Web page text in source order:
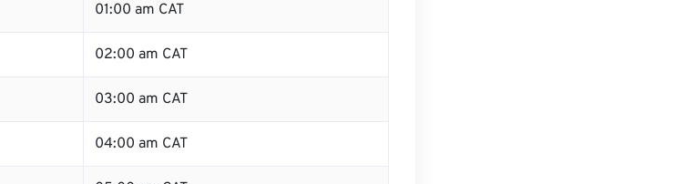
01:00 am CAT
02:00 am CAT
03:00 am CAT
04:00 am CAT